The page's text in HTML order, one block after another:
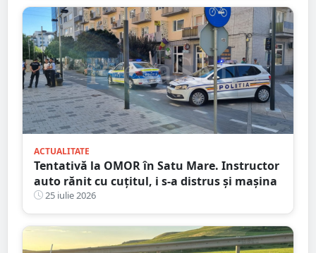
ACTUALITATE
Tentativă la OMOR în Satu Mare. Instructor
auto rănit cu cuțitul, i s-a distrus și mașina
25 iulie 2026